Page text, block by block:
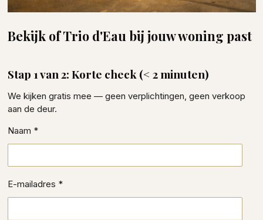
Bekijk of Trio d'Eau bij jouw woning past
Stap 1 van 2: Korte check (< 2 minuten)
We kijken gratis mee — geen verplichtingen, geen verkoop
aan de deur.
Naam *
E-mailadres *